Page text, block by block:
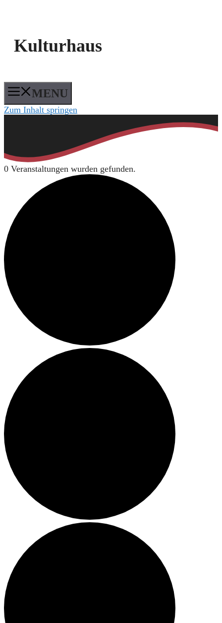
Kulturhaus
MENU
Zum Inhalt springen
0 Veranstaltungen wurden gefunden.